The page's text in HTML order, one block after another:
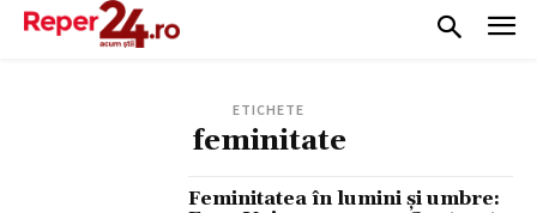
ETICHETE
feminitate
Feminitatea în lumini și umbre: